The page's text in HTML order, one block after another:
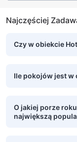
Najczęściej
Czy w obiekcie
Ile pokojów jest w
O jakiej porze
największą